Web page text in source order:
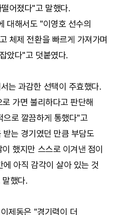
어졌다"고 말했다.
대해서도 "이영호 선수의
체제 전환을 빠르게 가져가며
았다"고 덧붙였다.
는 과감한 선택이 주효했다.
가면 불리하다고 판단해
로 깔끔하게 통했다"고
는 경기였던 만큼 부담도
했지만 스스로 이겨낸 점이
아직 감각이 살아 있는 것
했다.
제동은 "경기력이 더